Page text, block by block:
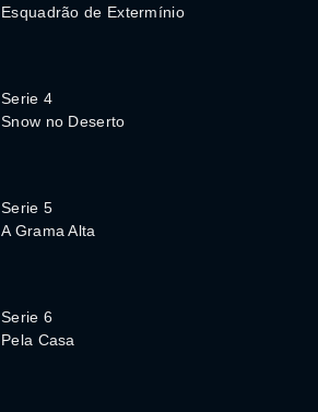
Esquadrão de Extermínio
Serie 4
Snow no Deserto
Serie 5
A Grama Alta
Serie 6
Pela Casa